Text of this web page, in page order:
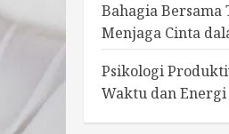
Bahagia Bersama
Menjaga Cinta
Psikologi
Waktu dan